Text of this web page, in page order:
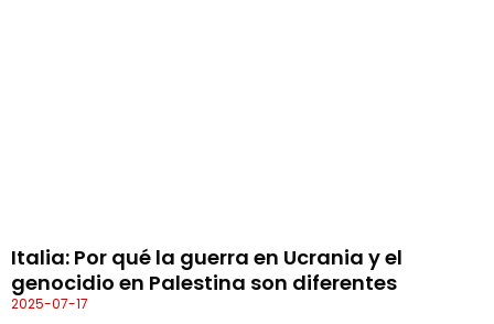
Italia: Por qué la guerra en Ucrania y el
genocidio en Palestina son diferentes
2025-07-17